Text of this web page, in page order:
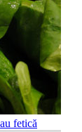
fetică